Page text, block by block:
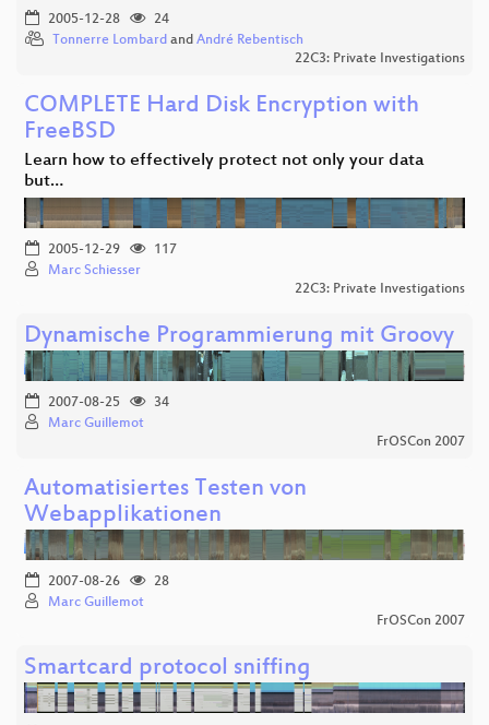
2005-12-28
24
Tonnerre Lombard and André Rebentisch
22C3: Private Investigations
COMPLETE Hard Disk Encryption with
FreeBSD
Learn how to effectively protect not only your data
but…
2005-12-29
117
Marc Schiesser
22C3: Private Investigations
Dynamische Programmierung mit Groovy
2007-08-25
34
Marc Guillemot
FrOSCon 2007
Automatisiertes Testen von
Webapplikationen
2007-08-26
28
Marc Guillemot
FrOSCon 2007
Smartcard protocol sniffing